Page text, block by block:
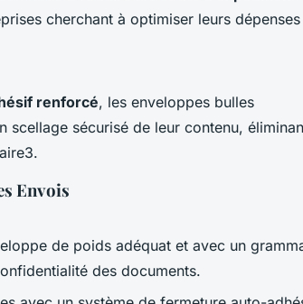
cherchant à optimiser leurs dépenses
renforcé, les enveloppes bulles
scellage sécurisé de leur contenu,
Envois
de poids adéquat et avec un
des documents.